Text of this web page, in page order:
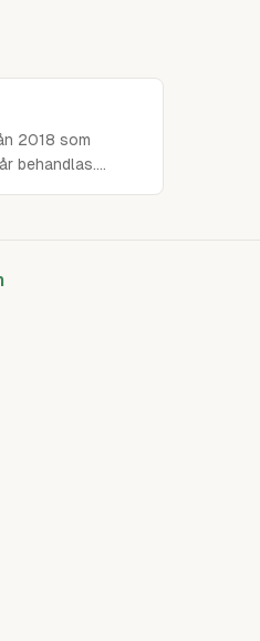
2018 som
behandlas.